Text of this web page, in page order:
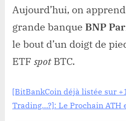
Aujourd’hui, on apprend
grande banque BNP
le bout d’un doigt de
ETF spotBTC.
[BitBankCoin déjà listée sur
Trading…?]: Le Prochain ATH